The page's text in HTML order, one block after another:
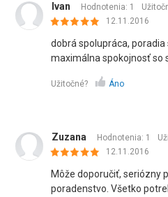
Ivan Hodnotenia: 1
12.11.2016
dobrá spolupráca,
maximálna spokojnosť so
Užitočné? Áno
Zuzana Hodnotenia: 1
12.11.2016
Môže doporučiť, seriózny
poradenstvo. Všetko